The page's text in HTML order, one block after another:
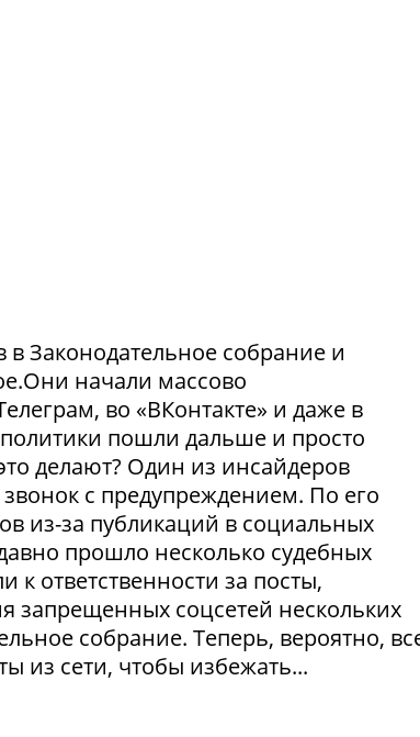
в Законодательное собрание и
начали массово
во «ВКонтакте» и даже в
пошли дальше и просто
делают? Один из инсайдеров
с предупреждением. По его
из-за публикаций в социальных
прошло несколько судебных
к ответственности за посты,
запрещенных соцсетей нескольких
собрание. Теперь, вероятно,
из сети, чтобы избежать...